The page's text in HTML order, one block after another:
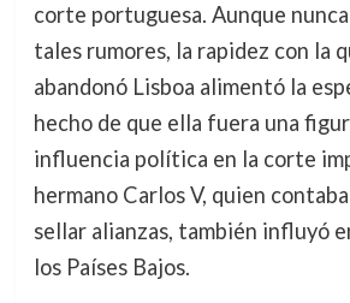
corte portuguesa. Aunque
tales rumores, la rapidez con la
abandonó Lisboa alimentó la
hecho de que ella fuera una
influencia política en la corte
hermano Carlos V, quien
sellar alianzas, también influyó
los Países Bajos.